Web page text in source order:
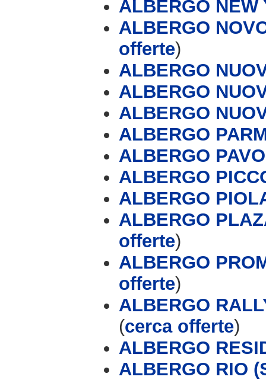
ALBERGO NEW
ALBERGO
offerte)
ALBERGO
ALBERGO
ALBERGO
ALBERGO
ALBERGO
ALBERGO
ALBERGO
ALBERGO
offerte)
ALBERGO
offerte)
ALBERGO
(cerca offerte)
ALBERGO
ALBERGO RIO